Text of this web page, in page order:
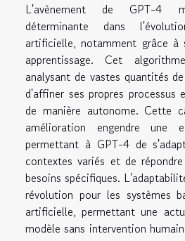
L'avènement de GPT-4
déterminante dans
artificielle, notamment grâce à
apprentissage. Cet
analysant de vastes quantités
d'affiner ses propres
de manière autonome. Cette
amélioration engendre une
permettant à GPT-4 de
contextes variés et de
besoins spécifiques.
révolution pour les systèmes
artificielle, permettant une
modèle sans intervention